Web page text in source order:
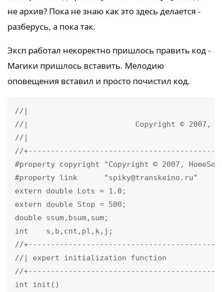
не архив? Пока не знаю как это здесь делается -
разберусь, а пока так.
Эксп работал некоректно пришлось править код -
Магики пришлось вставить. Мелодию
оповещения вставил и просто почистил код.
//|
//|                        Copyright © 2007,
//|
//
#property copyright "Copyright © 2007,
#property link      "spiky@transkeino.ru"
extern double Lots = 1.0;
extern double Stop = 500;
double ssum,bsum,sum;
int    s,b,cnt,pl,k,j;
//
//| expert initialization function
//
int init()